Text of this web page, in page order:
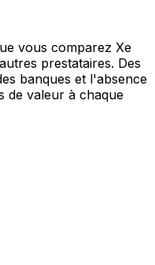
vous comparez Xe
prestataires. Des
banques et l'absence
de valeur à chaque